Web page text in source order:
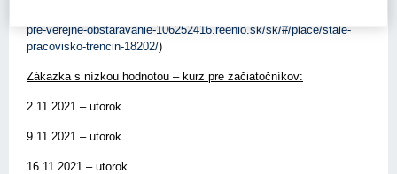
pre-verejne-obstaravanie-106252416.reenio.sk/sk/#/place/stale-
pracovisko-trencin-18202/)
Zákazka s nízkou hodnotou – kurz pre začiatočníkov:
2.11.2021 – utorok
9.11.2021 – utorok
16.11.2021 – utorok